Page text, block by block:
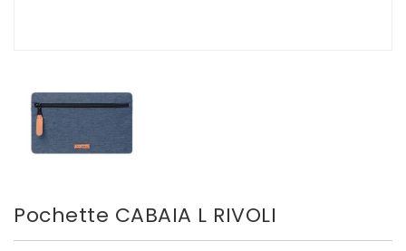
Pochette CABAIA L RIVOLI